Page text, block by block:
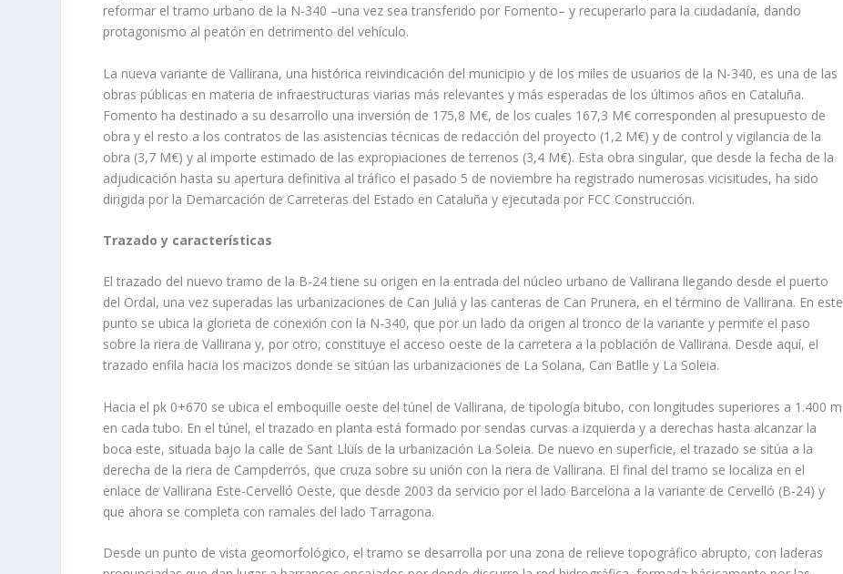
reformar el tramo urbano de la N-340 –una vez sea transferido por Fomento– y recuperarlo para la ciudadanía, dando
protagonismo al peatón en detrimento del vehículo.
La nueva variante de Vallirana, una histórica reivindicación del municipio y de los miles de usuarios de la N-340, es una de las
obras públicas en materia de infraestructuras viarias más relevantes y más esperadas de los últimos años en Cataluña.
Fomento ha destinado a su desarrollo una inversión de 175,8 M€, de los cuales 167,3 M€ corresponden al presupuesto de
obra y el resto a los contratos de las asistencias técnicas de redacción del proyecto (1,2 M€) y de control y vigilancia de la
obra (3,7 M€) y al importe estimado de las expropiaciones de terrenos (3,4 M€). Esta obra singular, que desde la fecha de la
adjudicación hasta su apertura definitiva al tráfico el pasado 5 de noviembre ha registrado numerosas vicisitudes, ha sido
dirigida por la Demarcación de Carreteras del Estado en Cataluña y ejecutada por FCC Construcción.
Trazado y características
El trazado del nuevo tramo de la B-24 tiene su origen en la entrada del núcleo urbano de Vallirana llegando desde el puerto
del Ordal, una vez superadas las urbanizaciones de Can Juliá y las canteras de Can Prunera, en el término de Vallirana. En este
punto se ubica la glorieta de conexión con la N-340, que por un lado da origen al tronco de la variante y permite el paso
sobre la riera de Vallirana y, por otro, constituye el acceso oeste de la carretera a la población de Vallirana. Desde aquí, el
trazado enfila hacia los macizos donde se sitúan las urbanizaciones de La Solana, Can Batlle y La Soleia.
Hacia el pk 0+670 se ubica el emboquille oeste del túnel de Vallirana, de tipología bitubo, con longitudes superiores a 1.400 m
en cada tubo. En el túnel, el trazado en planta está formado por sendas curvas a izquierda y a derechas hasta alcanzar la
boca este, situada bajo la calle de Sant Lluís de la urbanización La Soleia. De nuevo en superficie, el trazado se sitúa a la
derecha de la riera de Campderrós, que cruza sobre su unión con la riera de Vallirana. El final del tramo se localiza en el
enlace de Vallirana Este-Cervelló Oeste, que desde 2003 da servicio por el lado Barcelona a la variante de Cervelló (B-24) y
que ahora se completa con ramales del lado Tarragona.
Desde un punto de vista geomorfológico, el tramo se desarrolla por una zona de relieve topográfico abrupto, con laderas